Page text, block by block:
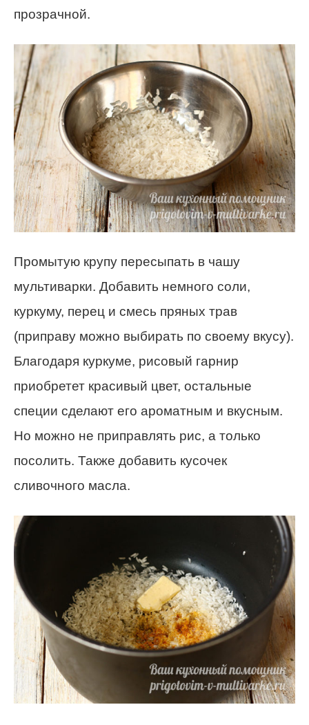
прозрачной.
Промытую крупу пересыпать в чашу
мультиварки. Добавить немного соли,
куркуму, перец и смесь пряных трав
(приправу можно выбирать по своему вкусу).
Благодаря куркуме, рисовый гарнир
приобретет красивый цвет, остальные
специи сделают его ароматным и вкусным.
Но можно не приправлять рис, а только
посолить. Также добавить кусочек
сливочного масла.